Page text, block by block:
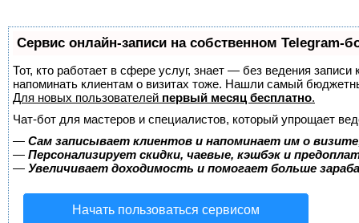
Сервис онлайн-записи на собственном Telegram-
Тот, кто работает в сфере услуг, знает — без ведения
напоминать клиентам о визитах тоже. Нашли самый
Для новых пользователей первый месяц бесплатно.
Чат-бот для мастеров и специалистов, который упрощает
— Сам записывает клиентов и напоминает им о
— Персонализирует скидки, чаевые, кэшбэк и
— Увеличивает доходимость и помогает больше
Начать пользоваться сервисом